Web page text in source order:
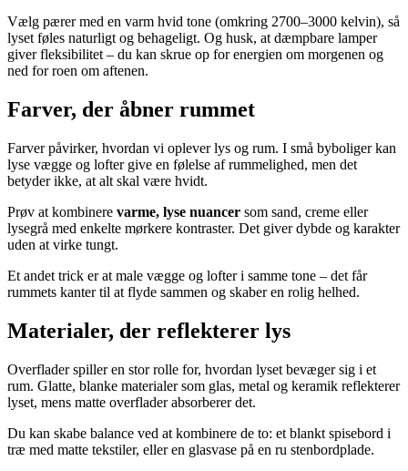
Vælg pærer med en varm hvid tone (omkring 2700–3000 kelvin), så
lyset føles naturligt og behageligt. Og husk, at dæmpbare lamper
giver fleksibilitet – du kan skrue op for energien om morgenen og
ned for roen om aftenen.
Farver, der åbner rummet
Farver påvirker, hvordan vi oplever lys og rum. I små byboliger kan
lyse vægge og lofter give en følelse af rummelighed, men det
betyder ikke, at alt skal være hvidt.
Prøv at kombinere varme, lyse nuancer som sand, creme eller
lysegrå med enkelte mørkere kontraster. Det giver dybde og karakter
uden at virke tungt.
Et andet trick er at male vægge og lofter i samme tone – det får
rummets kanter til at flyde sammen og skaber en rolig helhed.
Materialer, der reflekterer lys
Overflader spiller en stor rolle for, hvordan lyset bevæger sig i et
rum. Glatte, blanke materialer som glas, metal og keramik reflekterer
lyset, mens matte overflader absorberer det.
Du kan skabe balance ved at kombinere de to: et blankt spisebord i
træ med matte tekstiler, eller en glasvase på en ru stenbordplade.